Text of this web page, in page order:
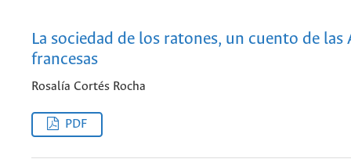
La sociedad de los ratones, un cuento de las
francesas
Rosalía Cortés Rocha
PDF